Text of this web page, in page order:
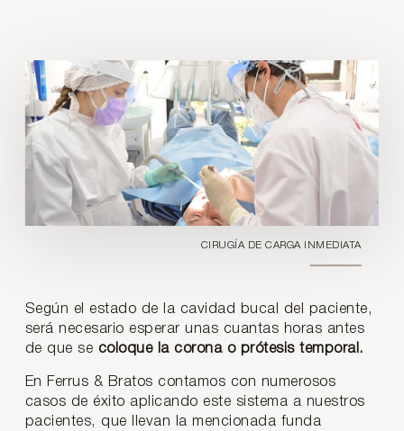
CIRUGÍA DE CARGA INMEDIATA
Según el estado de la cavidad bucal del paciente,
será necesario esperar unas cuantas horas antes
de que se coloque la corona o prótesis temporal.
En Ferrus & Bratos contamos con numerosos
casos de éxito aplicando este sistema a nuestros
pacientes, que llevan la mencionada funda